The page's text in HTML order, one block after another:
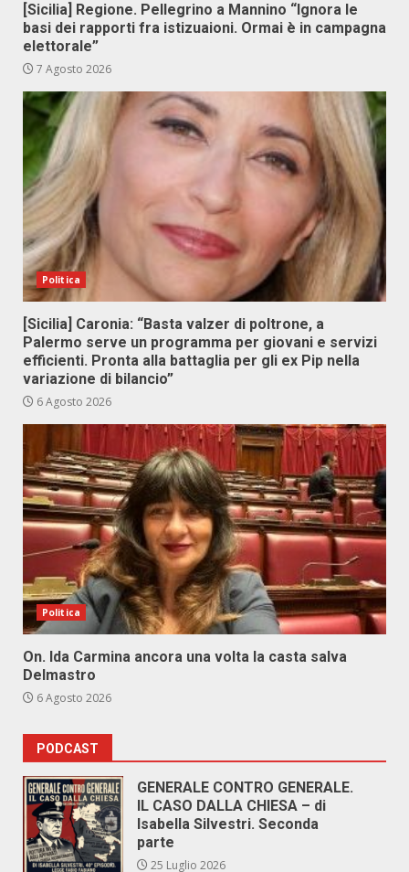
[Sicilia] Regione. Pellegrino a Mannino “Ignora le
basi dei rapporti fra istizuaioni. Ormai è in campagna
elettorale”
7 Agosto 2026
Politica
[Sicilia] Caronia: “Basta valzer di poltrone, a
Palermo serve un programma per giovani e servizi
efficienti. Pronta alla battaglia per gli ex Pip nella
variazione di bilancio”
6 Agosto 2026
Politica
On. Ida Carmina ancora una volta la casta salva
Delmastro
6 Agosto 2026
PODCAST
GENERALE CONTRO GENERALE.
IL CASO DALLA CHIESA – di
Isabella Silvestri. Seconda
parte
25 Luglio 2026